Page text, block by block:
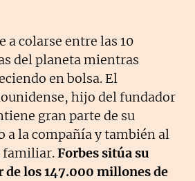
a colarse entre las 10
del planeta mientras
en bolsa. El
hijo del fundador
gran parte de su
la compañía y también al
familiar.Forbes sitúa su
los 147.000 millones de